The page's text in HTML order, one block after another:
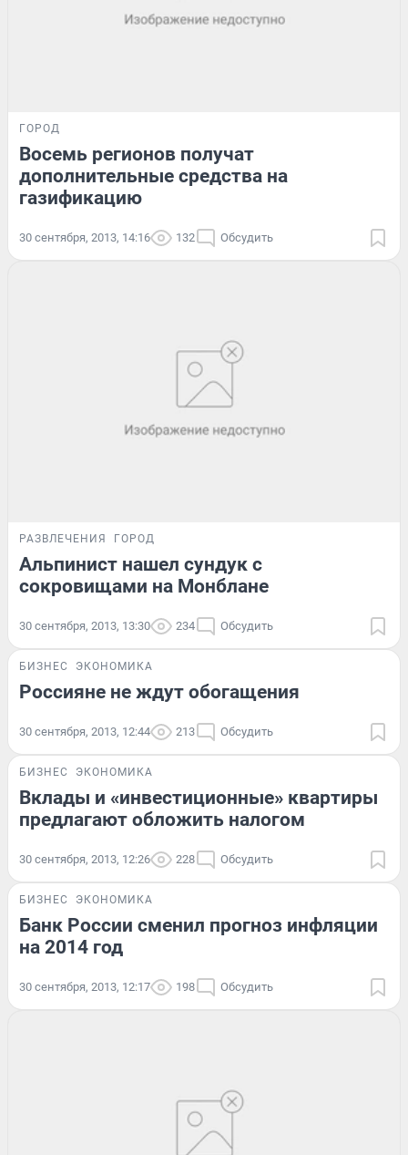
ГОРОД
Восемь регионов получат
дополнительные средства на
газификацию
30 сентября, 2013, 14:16 132 Обсудить
РАЗВЛЕЧЕНИЯ ГОРОД
Альпинист нашел сундук с
сокровищами на Монблане
30 сентября, 2013, 13:30 234 Обсудить
БИЗНЕС ЭКОНОМИКА
Россияне не ждут обогащения
30 сентября, 2013, 12:44 213 Обсудить
БИЗНЕС ЭКОНОМИКА
Вклады и «инвестиционные» квартиры
предлагают обложить налогом
30 сентября, 2013, 12:26 228 Обсудить
БИЗНЕС ЭКОНОМИКА
Банк России сменил прогноз инфляции
на 2014 год
30 сентября, 2013, 12:17 198 Обсудить